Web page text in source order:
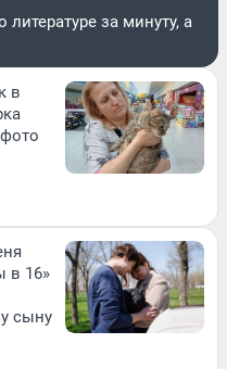
за минуту, а
в
в 16»
сыну